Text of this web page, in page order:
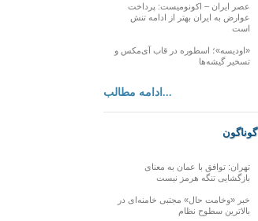
عصر ایران – اکونومیست: پرداخت
عوارض به ایران بهتر از ادامه تنش
است
«اودیسه»؛ اسطوره در قاب آی‌مکس و
تسخیر گیشه‌ها
ادامه مطالب...
گوناگون
تهران: توافق با عمان به معنای
بازگشایی تنگه هرمز نیست
خبر «وخامت حال» مجتبی خامنه‌ای در
بالاترین سطوح نظام